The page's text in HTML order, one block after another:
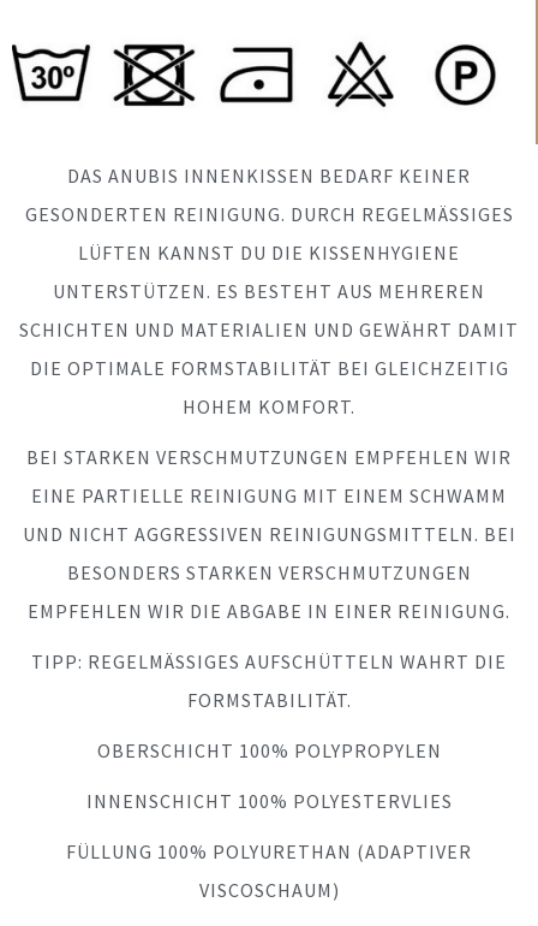
DAS ANUBIS INNENKISSEN BEDARF KEINER
GESONDERTEN REINIGUNG. DURCH REGELMÄSSIGES
LÜFTEN KANNST DU DIE KISSENHYGIENE
UNTERSTÜTZEN. ES BESTEHT AUS MEHREREN
SCHICHTEN UND MATERIALIEN UND GEWÄHRT DAMIT
DIE OPTIMALE FORMSTABILITÄT BEI GLEICHZEITIG
HOHEM KOMFORT.
BEI STARKEN VERSCHMUTZUNGEN EMPFEHLEN WIR
EINE PARTIELLE REINIGUNG MIT EINEM SCHWAMM
UND NICHT AGGRESSIVEN REINIGUNGSMITTELN. BEI
BESONDERS STARKEN VERSCHMUTZUNGEN
EMPFEHLEN WIR DIE ABGABE IN EINER REINIGUNG.
TIPP: REGELMÄSSIGES AUFSCHÜTTELN WAHRT DIE F
ORMSTABILITÄT.
OBERSCHICHT 100% POLYPROPYLEN
INNENSCHICHT 100% POLYESTERVLIES
FÜLLUNG 100% POLYURETHAN (ADAPTIVER
VISCOSCHAUM)